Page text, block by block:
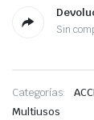
Sin
Categorías:
Multiusos